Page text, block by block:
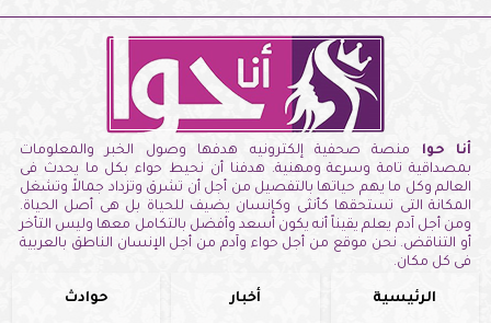
أنا حوا منصة صحفية إلكترونيه هدفها وصول الخبر والمعلومات
بمصداقية تامة وسرعة ومهنية. هدفنا أن نحيط حواء بكل ما يحدث فى
العالم وكل ما يهم حياتها بالتفصيل من أجل أن تشرق وتزداد جمالاً وتشغل
المكانة التى تستحقها كأنثى وكإنسان يضيف للحياة بل هى أصل الحياة.
ومن أجل آدم يعلم يقيناً أنه يكون أسعد وأفضل بالتكامل معها وليس التأخر
أو التناقض. نحن موقع من أجل حواء وآدم من أجل الإنسان الناطق بالعربية
فى كل مكان.
الرئيسية أخبار حوادث